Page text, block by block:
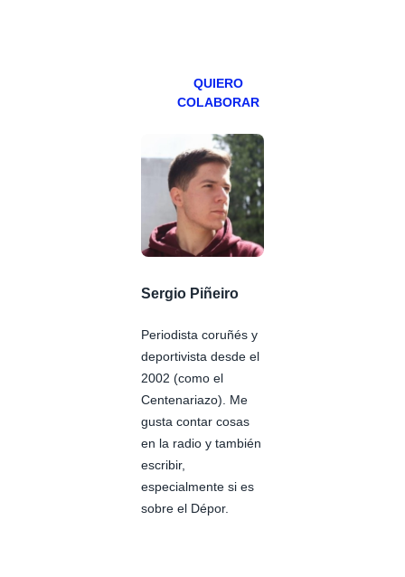
QUIERO
COLABORAR
Sergio Piñeiro
Periodista coruñés y
deportivista desde el
2002 (como el
Centenariazo). Me
gusta contar cosas
en la radio y también
escribir,
especialmente si es
sobre el Dépor.